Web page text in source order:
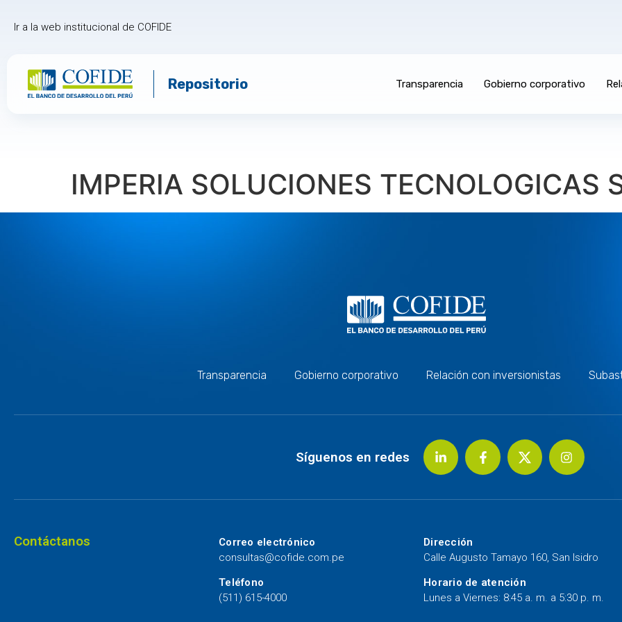
Ir a la web institucional de COFIDE
Repositorio Transparencia Gobierno corporativo
IMPERIA SOLUCIONES TECNOLOGICAS
Transparencia Gobierno corporativo Relación con inversionistas
Síguenos en redes
Contáctanos
Correo electrónico
consultas@cofide.com.pe
Teléfono
(511) 615-4000
Dirección
Calle Augusto Tamayo 160, San Isidro
Horario de atención
Lunes a Viernes: 8:45 a. m. a 5:30 p. m.